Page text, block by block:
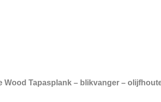
Wood Tapasplank – blikvanger –